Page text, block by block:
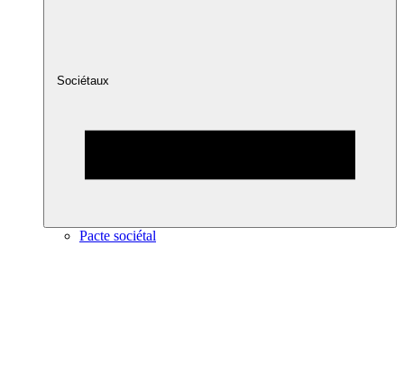
Sociétaux
Pacte sociétal